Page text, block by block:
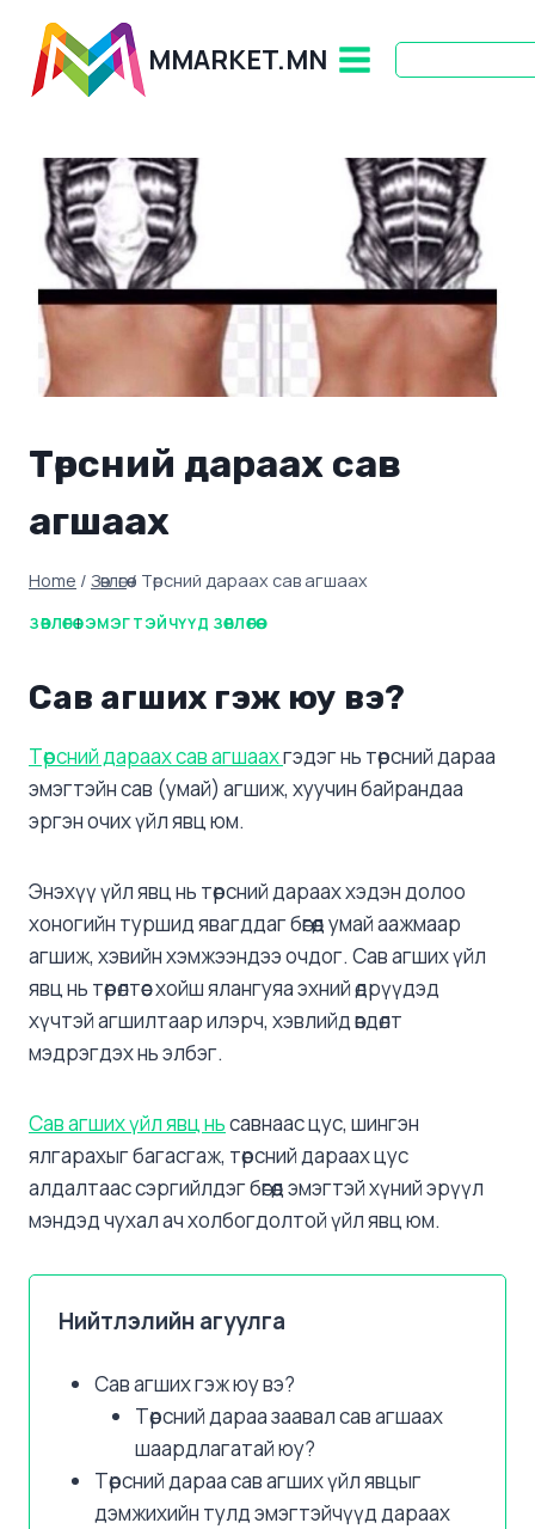
content
MMARKET.MN
Төрсний дараах сав
агшаах
Home / Зөвлөгөө/ Төрсний дараах сав агшаах
ЗӨВЛӨГӨӨ|ЭМЭГТЭЙЧҮҮД ЗӨВЛӨГӨӨ
Сав агших гэж юу вэ?
Төрсний дараах сав агшаахгэдэг нь төрсний дараа
эмэгтэйн сав (умай) агшиж, хуучин байрандаа
эргэн очих үйл явц юм.
Энэхүү үйл явц нь төрсний дараах хэдэн долоо
хоногийн туршид явагддаг бөгөөд умай аажмаар
агшиж, хэвийн хэмжээндээ очдог. Сав агших үйл
явц нь төрөлтөөс хойш ялангуяа эхний өдрүүдэд
хүчтэй агшилтаар илэрч, хэвлийд өвдөлт
мэдрэгдэх нь элбэг.
Сав агших үйл явц ньсавнаас цус, шингэн
ялгарахыг багасгаж, төрсний дараах цус
алдалтаас сэргийлдэг бөгөөд эмэгтэй хүний эрүүл
мэндэд чухал ач холбогдолтой үйл явц юм.
Нийтлэлийн агуулга
Сав агших гэж юу вэ?
Төрсний дараа заавал сав агшаах
шаардлагатай юу?
Төрсний дараа сав агших үйл явцыг
дэмжихийн тулд эмэгтэйчүүд дараах